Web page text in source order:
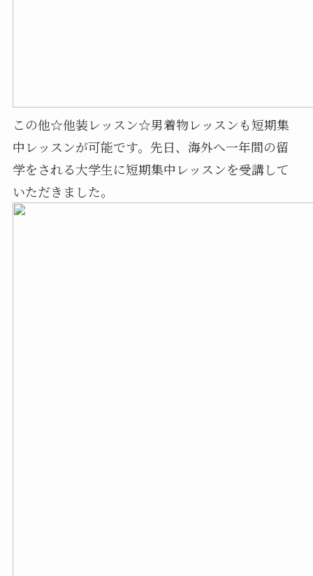
この他☆他装レッスン☆男着物レッスンも短期集
中レッスンが可能です。先日、海外へ一年間の留
学をされる大学生に短期集中レッスンを受講して
いただきました。